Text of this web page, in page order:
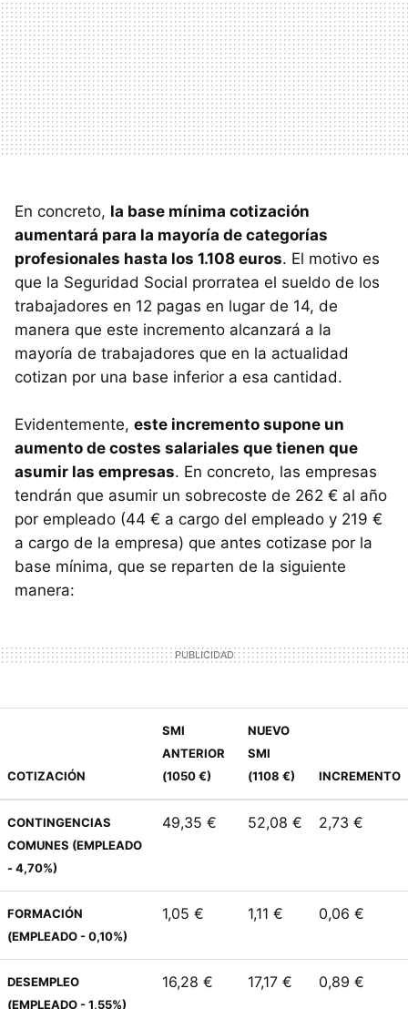
En concreto, la base mínima cotización
aumentará para la mayoría de categorías
profesionales hasta los 1.108 euros. El motivo es
que la Seguridad Social prorratea el sueldo de los
trabajadores en 12 pagas en lugar de 14, de
manera que este incremento alcanzará a la
mayoría de trabajadores que en la actualidad
cotizan por una base inferior a esa cantidad.
Evidentemente, este incremento supone un
aumento de costes salariales que tienen que
asumir las empresas. En concreto, las empresas
tendrán que asumir un sobrecoste de 262 € al año
por empleado (44 € a cargo del empleado y 219 €
a cargo de la empresa) que antes cotizase por la
base mínima, que se reparten de la siguiente
manera:
COTIZACIÓN
SMI
ANTERIOR
(1050 €)
NUEVO
SMI
(1108 €)
INCREMENTO
CONTINGENCIAS
COMUNES (EMPLEADO
- 4,70%)
49,35 € 52,08 € 2,73 €
FORMACIÓN
(EMPLEADO - 0,10%)
1,05 € 1,11 € 0,06 €
DESEMPLEO
(EMPLEADO - 1,55%)
16,28 € 17,17 € 0,89 €